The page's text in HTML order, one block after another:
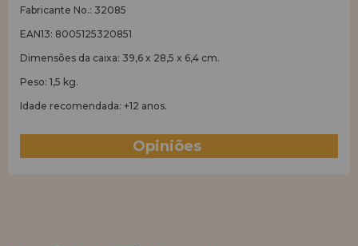
Fabricante No.: 32085
EAN13: 8005125320851
Dimensões da caixa: 39,6 x 28,5 x 6,4 cm.
Peso: 1,5 kg.
Idade recomendada: +12 anos.
Opiniões